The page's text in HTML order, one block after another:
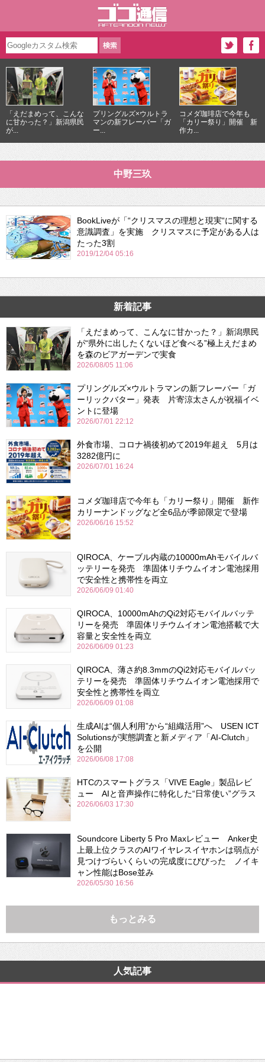
「えだまめって、こんな
に甘かった？」新潟県民
が...
プリングルズ×ウルトラ
マンの新フレーバー「ガ
ー...
コメダ珈琲店で今年も
「カリー祭り」開催 新
作カ...
中野三玖
BookLiveが「“クリスマスの理想と現実“に関する
意識調査」を実施 クリスマスに予定がある人は
たった3割
2019/12/04 05:16
新着記事
「えだまめって、こんなに甘かった？」新潟県民
が“県外に出したくないほど食べる”極上えだまめ
を森のビアガーデンで実食
2026/08/05 11:06
プリングルズ×ウルトラマンの新フレーバー「ガ
ーリックバター」発表 片寄涼太さんが祝福イベ
ントに登場
2026/07/01 22:12
外食市場、コロナ禍後初めて2019年超え 5月は
3282億円に
2026/07/01 16:24
コメダ珈琲店で今年も「カリー祭り」開催 新作
カリーナンドッグなど全6品が季節限定で登場
2026/06/16 15:52
QIROCA、ケーブル内蔵の10000mAhモバイルバ
ッテリーを発売 準固体リチウムイオン電池採用
で安全性と携帯性を両立
2026/06/09 01:40
QIROCA、10000mAhのQi2対応モバイルバッテ
リーを発売 準固体リチウムイオン電池搭載で大
容量と安全性を両立
2026/06/09 01:23
QIROCA、薄さ約8.3mmのQi2対応モバイルバッ
テリーを発売 準固体リチウムイオン電池採用で
安全性と携帯性を両立
2026/06/09 01:08
生成AIは“個人利用”から“組織活用”へ USEN ICT
Solutionsが実態調査と新メディア「AI-Clutch」
を公開
2026/06/08 17:08
HTCのスマートグラス「VIVE Eagle」製品レビ
ュー AIと音声操作に特化した“日常使い”グラス
2026/06/03 17:30
Soundcore Liberty 5 Pro Maxレビュー Anker史
上最上位クラスのAIワイヤレスイヤホンは弱点が
見つけづらいくらいの完成度にびびった ノイキ
ャン性能はBose並み
2026/05/30 16:56
もっとみる
人気記事